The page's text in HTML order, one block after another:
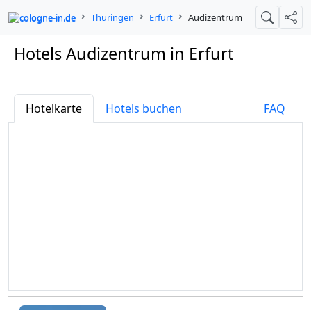
cologne-in.de Thüringen Erfurt Audizentrum Suche
Hotels Audizentrum in Erfurt
Hotelkarte Hotels buchen FAQ